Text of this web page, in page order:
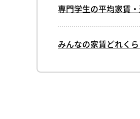
専門学生の平均家賃
みんなの家賃どれく